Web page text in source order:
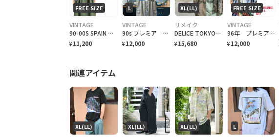
FREE SIZE
VINTAGE
90-00S SPAIN コラボHTC crack ワッペンビックロゴ55STG T
¥ 11,200
L
VINTAGE
90s プレミア vintage USAAIR force TYPE C-1ベスト L
¥ 12,000
XL(LL)
リメイク
DELICE TOKYOSTYLE 70s crackアート リメイクシャツ XL
¥ 15,680
FREE SIZE
VINTAGE
96年 プレミア 限定品 オーガニックコットン M.ジョンソン復帰記念 T. F
¥ 12,000
関連アイテム
XL(LL) XL(LL) XL(LL) L